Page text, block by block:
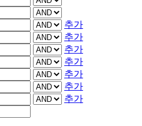
추가
추가
추가
추가
추가
추가
추가